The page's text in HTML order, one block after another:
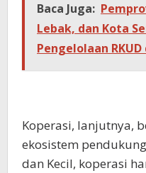
Baca Juga:
Lebak, dan Kota
Pengelolaan
Koperasi, lanjutnya,
ekosistem
dan Kecil, koperasi